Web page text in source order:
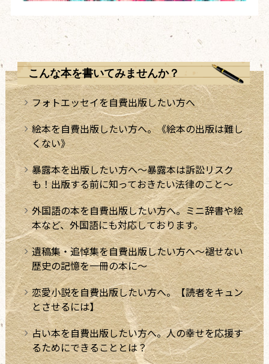
こんな本を書いてみませんか？
フォトエッセイを自費出版したい方へ
絵本を自費出版したい方へ。《絵本の出版は難し
くない》
暴露本を出版したい方へ～暴露本は訴訟リスク
も！出版する前に知っておきたい法律のこと～
外国語の本を自費出版したい方へ。ミニ辞書や絵
本など、外国語にも対応しております。
遺稿集・追悼集を自費出版したい方へ～褪せない
歴史の記憶を一冊の本に～
恋愛小説を自費出版したい方へ。【読者をキュン
とさせるには】
占い本を自費出版したい方へ。人の幸せを応援す
るためにできることとは？